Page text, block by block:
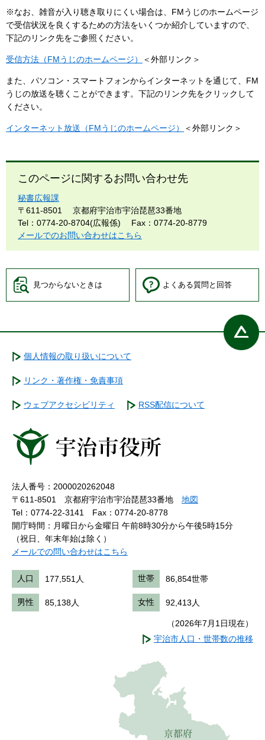
※なお、雑音が入り聴き取りにくい場合は、FMうじのホームページ
で受信状況を良くするための方法をいくつか紹介していますので、
下記のリンク先をご参照ください。
受信方法（FMうじのホームページ） ＜外部リンク＞
また、パソコン・スマートフォンからインターネットを通じて、FM
うじの放送を聴くことができます。下記のリンク先をクリックして
ください。
インターネット放送（FMうじのホームページ） ＜外部リンク＞
このページに関するお問い合わせ先
秘書広報課
〒611-8501
京都府宇治市宇治琵琶33番地
Tel：0774-20-8704(広報係)
Fax：0774-20-8779
メールでのお問い合わせはこちら
見つからないときは よくある質問と回答
個人情報の取り扱いについて
リンク・著作権・免責事項
ウェブアクセシビリティ RSS配信について
法人番号：2000020262048
〒611-8501 京都府宇治市宇治琵琶33番地 地図
Tel：0774-22-3141
Fax：0774-20-8778
開庁時間：月曜日から金曜日 午前8時30分から午後5時15分
（祝日、年末年始は除く）
メールでの問い合わせはこちら
人口 177,551人 世帯 86,854世帯
男性 85,138人 女性 92,413人
（2026年7月1日現在）
宇治市人口・世帯数の推移